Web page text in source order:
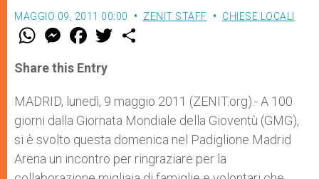
MAGGIO 09, 2011 00:00 ZENIT STAFF CHIESE LOCALI
W
t
s
p
p
M
e
s
e
g
e
r
F
a
e
b
o
k
w
r
Share this Entry
MADRID, lunedì, 9 maggio 2011 (ZENIT.org).- A 100
giorni dalla Giornata Mondiale della Gioventù (GMG),
si è svolto questa domenica nel Padiglione Madrid
Arena un incontro per ringraziare per la